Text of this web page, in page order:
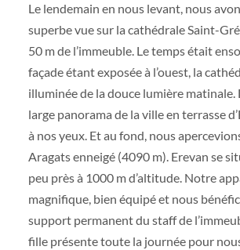
Le lendemain en nous levant, nous
superbe vue sur la cathédrale Saint-
50 m de l’immeuble. Le temps était
façade étant exposée à l’ouest, la
illuminée de la douce lumière matinale.
large panorama de la ville en terrasse
à nos yeux. Et au fond, nous
Aragats enneigé (4090 m). Erevan se
peu près à 1000 m d’altitude. Notre
magnifique, bien équipé et nous
support permanent du staff de
fille présente toute la journée pour